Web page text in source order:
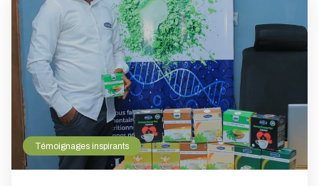
Témoignages inspirants